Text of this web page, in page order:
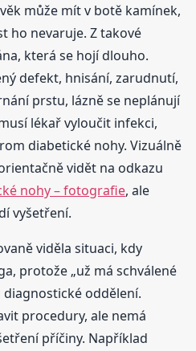
může mít v botě kamínek,
ho nevaruje. Z takové
která se hojí dlouho.
defekt, hnisání, zarudnutí,
prstu, lázně se neplánují
lékař vyloučit infekci,
diabetické nohy. Vizuálně
vidět na odkazu
nohy – fotografie, ale
vyšetření.
viděla situaci, kdy
protože „už má schválené
diagnostické oddělení.
procedury, ale nemá
příčiny. Například